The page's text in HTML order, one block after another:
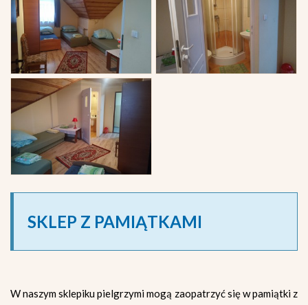
SKLEP Z PAMIĄTKAMI
W naszym sklepiku pielgrzymi mogą zaopatrzyć się w pamiątki z